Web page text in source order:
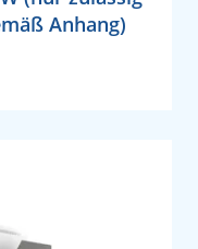
Anhang)